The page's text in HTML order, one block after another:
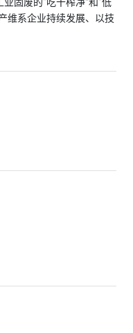
维系企业持续发展、以技